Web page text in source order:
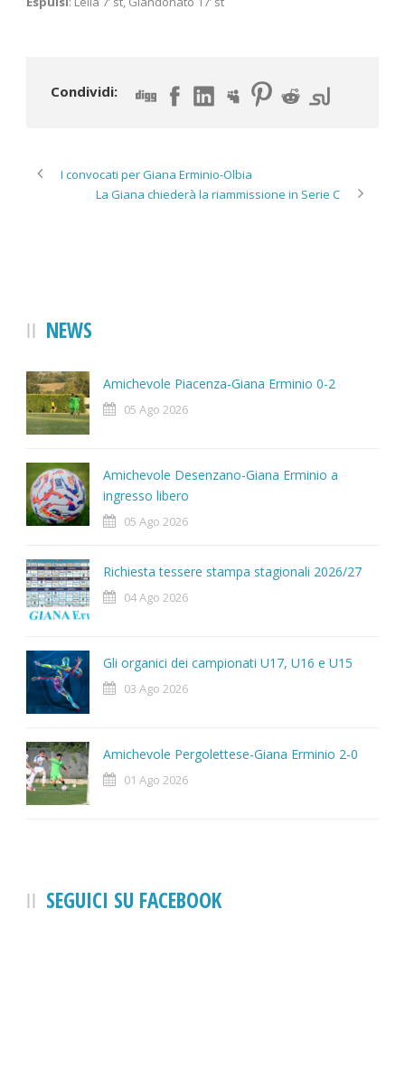
Condividi:
I convocati per Giana Erminio-Olbia
La Giana chiederà la riammissione in Serie C
NEWS
Amichevole Piacenza-Giana Erminio 0-2
05 Ago 2026
Amichevole Desenzano-Giana Erminio a
ingresso libero
05 Ago 2026
Richiesta tessere stampa stagionali 2026/27
04 Ago 2026
Gli organici dei campionati U17, U16 e U15
03 Ago 2026
Amichevole Pergolettese-Giana Erminio 2-0
01 Ago 2026
SEGUICI SU FACEBOOK